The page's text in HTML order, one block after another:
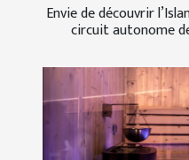
Envie de découvrir
circuit autonome